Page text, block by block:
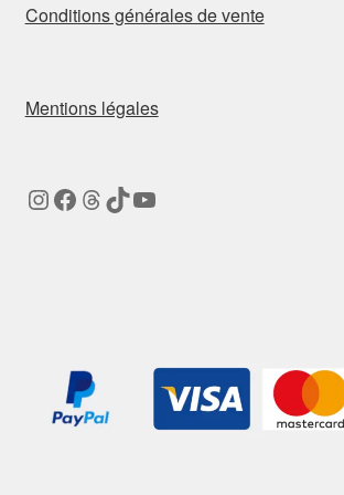
Conditions générales de vente
Mentions légales
Instagram
Facebook
Threads
TikTok
YouTube